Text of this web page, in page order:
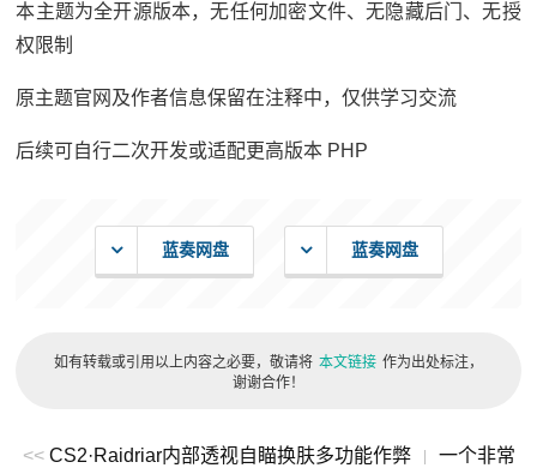
本主题为全开源版本，无任何加密文件、无隐藏后门、无授
权限制
原主题官网及作者信息保留在注释中，仅供学习交流
后续可自行二次开发或适配更高版本 PHP
蓝奏网盘 蓝奏网盘
如有转载或引用以上内容之必要，敬请将 本文链接 作为出处标注，
谢谢合作！
<< CS2·Raidriar内部透视自瞄换肤多功能作弊
一个非常